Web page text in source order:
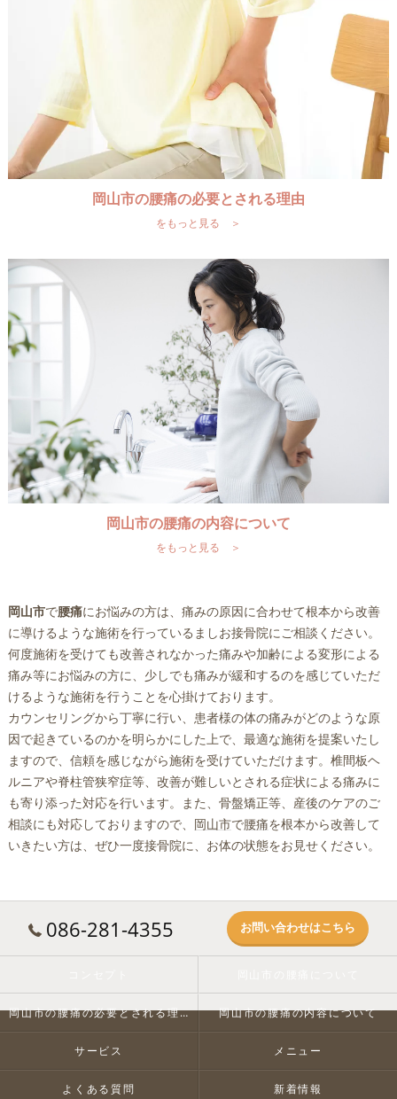
岡山市の腰痛の必要とされる理由
をもっと見る ＞
岡山市の腰痛の内容について
をもっと見る ＞
岡山市で腰痛にお悩みの方は、痛みの原因に合わせて根本から改善
に導けるような施術を行っているましお接骨院にご相談ください。
何度施術を受けても改善されなかった痛みや加齢による変形による
痛み等にお悩みの方に、少しでも痛みが緩和するのを感じていただ
けるような施術を行うことを心掛けております。
カウンセリングから丁寧に行い、患者様の体の痛みがどのような原
因で起きているのかを明らかにした上で、最適な施術を提案いたし
ますので、信頼を感じながら施術を受けていただけます。椎間板ヘ
ルニアや脊柱管狭窄症等、改善が難しいとされる症状による痛みに
も寄り添った対応を行います。また、骨盤矯正等、産後のケアのご
相談にも対応しておりますので、 岡山市で腰痛を根本から改善して
いきたい方は、ぜひ一度接骨院に、お体の状態をお見せください。
086-281-4355 お問い合わせはこちら
岡山市の腰痛の必要とされる理由 岡山市の腰痛の内容について
サービス メニュー
よくある質問 新着情報